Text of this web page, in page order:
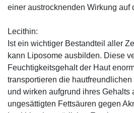
einer austrocknenden Wirkung auf
Lecithin:
Ist ein wichtiger Bestandteil aller
kann Liposome ausbilden. Diese
Feuchtigkeitsgehalt der Haut
transportieren die
und wirken aufgrund ihres Gehalts
ungesättigten Fettsäuren gegen